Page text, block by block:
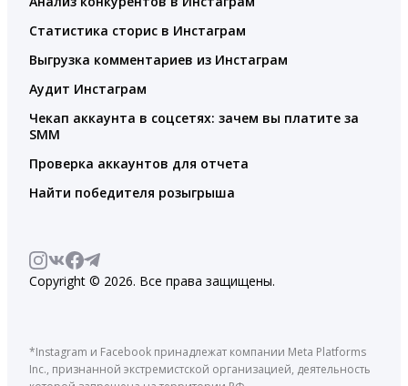
Статистика сторис в Инстаграм
Выгрузка комментариев из Инстаграм
Аудит Инстаграм
Чекап аккаунта в соцсетях: зачем вы платите за
SMM
Проверка аккаунтов для отчета
Найти победителя розыгрыша
Copyright © 2026. Все права защищены.
*Instagram и Facebook принадлежат компании Meta Platforms
Inc., признанной экстремистской организацией, деятельность